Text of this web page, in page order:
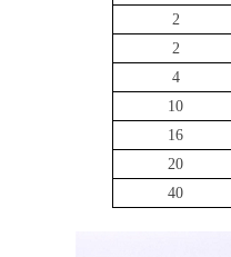
2
2
4
10
16
20
40